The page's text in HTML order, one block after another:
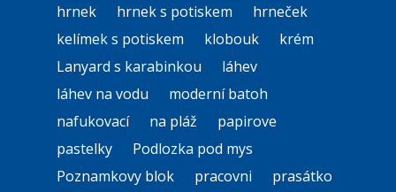
hrnek
hrnek s potiskem
hrneček
kelímek s potiskem
klobouk
krém
Lanyard s karabinkou
láhev
láhev na vodu
moderní batoh
nafukovací
na pláž
papirove
pastelky
Podlozka pod mys
Poznamkovy blok
pracovni
prasátko